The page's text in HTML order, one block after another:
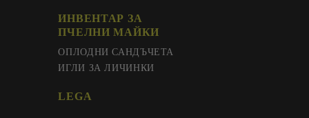
ИНВЕНТАР ЗА
ПЧЕЛНИ МАЙКИ
ОПЛОДНИ САНДЪЧЕТА
ИГЛИ ЗА ЛИЧИНКИ
LEGA